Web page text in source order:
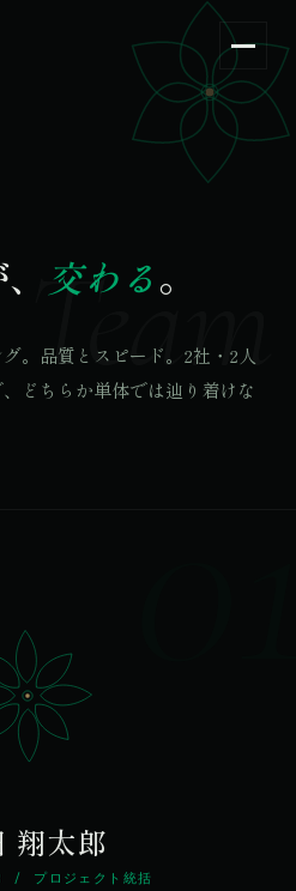
EN
Team
交わる。
。品質とスピード。2社・2人
どちらか単体では辿り着けな
翔太郎
/ プロジェクト統括